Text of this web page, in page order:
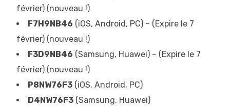
février) (nouveau !)
F7H9NB46 (iOS, Android, PC) – (Expire le 7
février) (nouveau !)
F3D9NB46 (Samsung, Huawei) – (Expire le 7
février) (nouveau !)
P8NW76F3 (iOS, Android, PC)
D4NW76F3 (Samsung, Huawei)